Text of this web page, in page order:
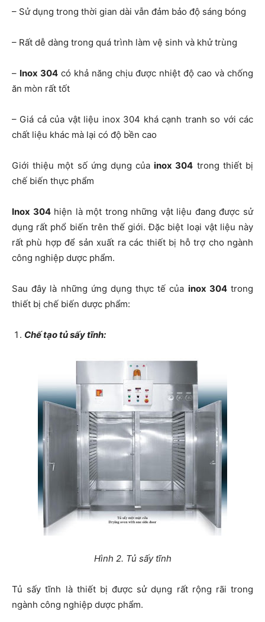
– Sử dụng trong thời gian dài vẫn đảm bảo độ sáng bóng
– Rất dễ dàng trong quá trình làm vệ sinh và khử trùng
– Inox 304có khả năng chịu được nhiệt độ cao và chống
ăn mòn rất tốt
– Giá cả của vật liệu inox 304 khá cạnh tranh so với các
chất liệu khác mà lại có độ bền cao
Giới thiệu một số ứng dụng củainox 304 trong thiết bị
chế biến thực phẩm
Inox 304hiện là một trong những vật liệu đang được sử
dụng rất phổ biến trên thế giới. Đặc biệt loại vật liệu này
rất phù hợp để sản xuất ra các thiết bị hỗ trợ cho ngành
công nghiệp dược phẩm.
Sau đây là những ứng dụng thực tế của inox 304trong
thiết bị chế biến dược phẩm:
Chế tạo tủ sấy tĩnh:
Hình 2. Tủ sấy tĩnh
Tủ sấy tĩnh là thiết bị được sử dụng rất rộng rãi trong
ngành công nghiệp dược phẩm.